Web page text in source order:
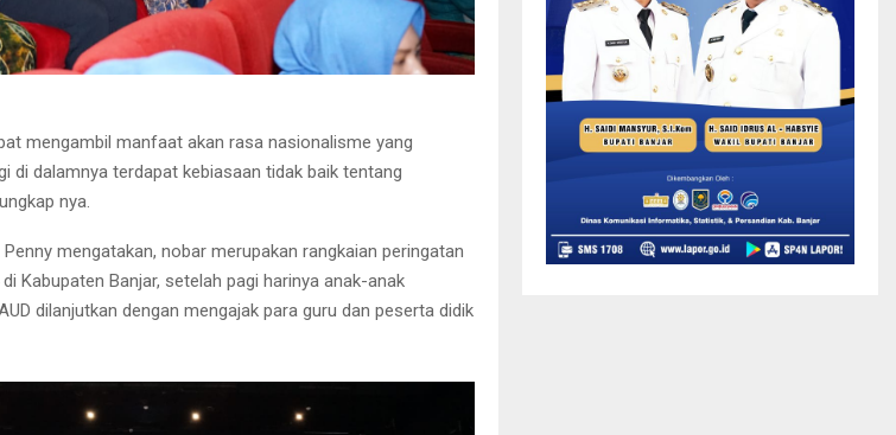
mengambil manfaat akan rasa nasionalisme yang
di dalamnya terdapat kebiasaan tidak baik tentang
nya.
mengatakan, nobar merupakan rangkaian peringatan
Kabupaten Banjar, setelah pagi harinya anak-anak
dilanjutkan dengan mengajak para guru dan peserta didik